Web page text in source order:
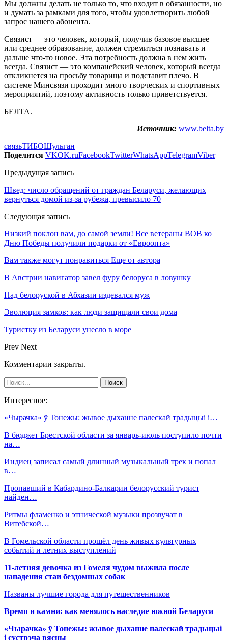
Мы должны делать не только то, что входит в обязанности, но
и думать за рамками для того, чтобы удовлетворить любой
запрос нашего абонента.
Связист — это человек, который, получив базовое высшее
или среднее образование, должен стремиться познавать и
дальше что-то новое. Эта потребность должна в нем жить
всегда. Связист — это компанейский человек, который всегда
откликнется на просьбу товарища и подставит плечо. В
системе Минсвязи проходит много творческих и спортивных
мероприятий, поэтому активность только приветствуется.
БЕЛТА.
Источник: www.belta.by
связьТИБОШульган
Поделится VKOK.ruFacebookTwitterWhatsAppTelegramViber
Предыдущая запись
Швед: число обращений от граждан Беларуси, желающих
вернуться домой из-за рубежа, превысило 70
Следующая запись
Низкий поклон вам, до самой земли! Все ветераны ВОВ ко
Дню Победы получили подарки от «Евроопта»
Вам также могут понравиться Еще от автора
В Австрии навигатор завел фуру белоруса в ловушку
Над белоруской в Абхазии издевался муж
Эволюция замков: как люди защищали свои дома
Туристку из Беларуси унесло в море
Prev Next
Комментарии закрыты.
Интересное:
«Чырачка» ў Тонежы: жывое дыханне палескай традыцыі і…
В бюджет Брестской области за январь-июль поступило почти
на…
Индиец записал самый длинный музыкальный трек и попал
в…
Пропавший в Кабардино-Балкарии белорусский турист
найден…
Ритмы фламенко и этнической музыки прозвучат в
Витебской…
В Гомельской области прошёл день живых культурных
событий и летних выступлений
11-летняя девочка из Гомеля чудом выжила после
нападения стаи бездомных собак
Названы лучшие города для путешественников
Время и камни: как менялось наследие южной Беларуси
«Чырачка» ў Тонежы: жывое дыханне палескай традыцыі
і сустрэча вясны